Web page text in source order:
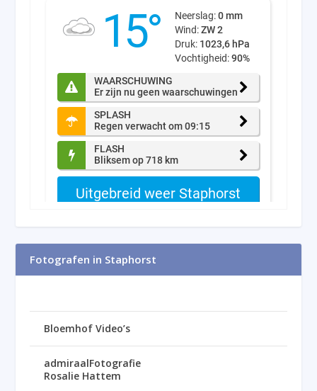
Fotografen in Staphorst
Bloemhof Video’s
admiraalFotografie
Rosalie Hattem